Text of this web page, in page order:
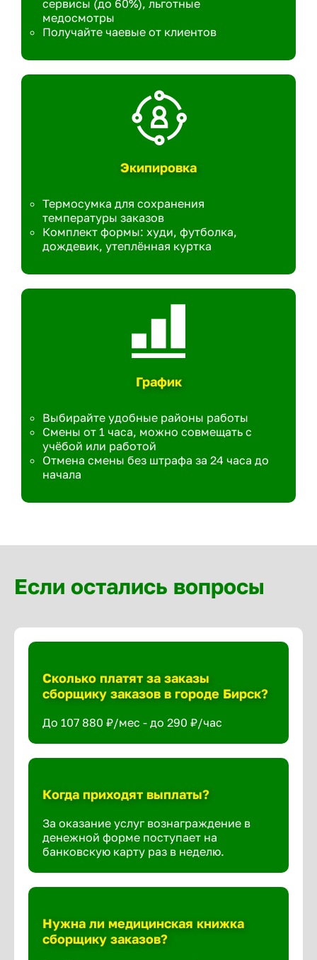
сервисы (до 60%), льготные
медосмотры
Получайте чаевые от клиентов
Экипировка
Термосумка для сохранения
температуры заказов
Комплект формы: худи, футболка,
дождевик, утеплённая куртка
График
Выбирайте удобные районы работы
Смены от 1 часа, можно совмещать с
учёбой или работой
Отмена смены без штрафа за 24 часа до
начала
Если остались вопросы
Сколько платят за заказы
сборщику заказов в городе Бирск?
До 107 880 ₽/мес - до 290 ₽/час
Когда приходят выплаты?
За оказание услуг вознаграждение в
денежной форме поступает на
банковскую карту раз в неделю.
Нужна ли медицинская книжка
сборщику заказов?